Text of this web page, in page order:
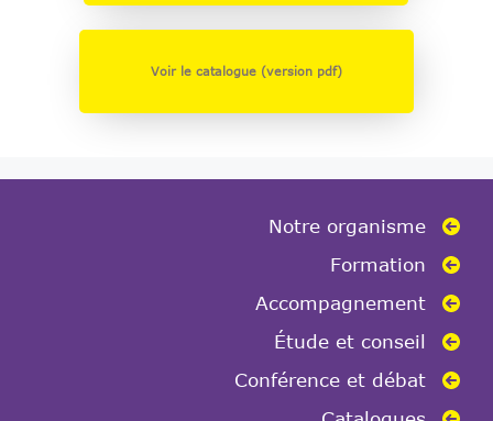
Voir le catalogue (version pdf)
Notre organisme
Formation
Accompagnement
Étude et conseil
Conférence et débat